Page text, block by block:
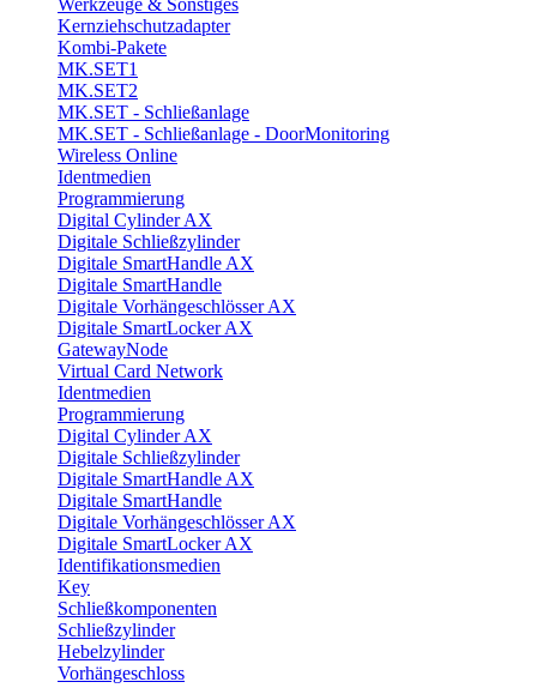
Kernziehschutzadapter
Kombi-Pakete
MK.SET1
MK.SET2
MK.SET - Schließanlage
MK.SET - Schließanlage - DoorMonitoring
Wireless Online
Identmedien
Programmierung
Digital Cylinder AX
Digitale Schließzylinder
Digitale SmartHandle AX
Digitale SmartHandle
Digitale Vorhängeschlösser AX
Digitale SmartLocker AX
GatewayNode
Virtual Card Network
Identmedien
Programmierung
Digital Cylinder AX
Digitale Schließzylinder
Digitale SmartHandle AX
Digitale SmartHandle
Digitale Vorhängeschlösser AX
Digitale SmartLocker AX
Identifikationsmedien
Key
Schließkomponenten
Schließzylinder
Hebelzylinder
Vorhängeschloss